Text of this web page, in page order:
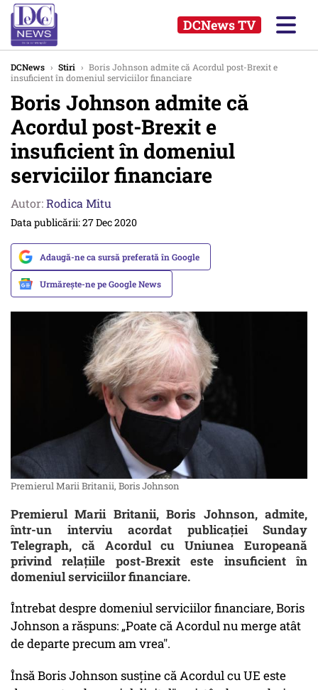
DCNews TV
DCNews › Stiri › Boris Johnson admite că Acordul post-Brexit e
insuficient în domeniul serviciilor financiare
Boris Johnson admite că
Acordul post-Brexit e
insuficient în domeniul
serviciilor financiare
Autor:Rodica Mitu
Data publicării: 27 Dec 2020
Adaugă-ne ca sursă preferată în Google
Urmărește-ne pe Google News
Premierul Marii Britanii, Boris Johnson
Premierul Marii Britanii, Boris Johnson, admite,
într-un interviu acordat publicaţiei Sunday
Telegraph, că Acordul cu Uniunea Europeană
privind relaţiile post-Brexit este insuficient în
domeniul serviciilor financiare.
Întrebat despre domeniul serviciilor financiare, Boris
Johnson a răspuns: „Poate că Acordul nu merge atât
de departe precum am vrea".
Însă Boris Johnson susţine că Acordul cu UE este